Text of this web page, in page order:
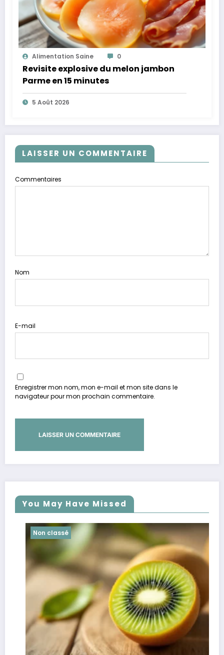
Alimentation Saine 0
Revisite explosive du melon jambon
Parme en 15 minutes
5 Août 2026
LAISSER UN COMMENTAIRE
Commentaires
Nom
E-mail
Enregistrer mon nom, mon e-mail et mon site dans le
navigateur pour mon prochain commentaire.
You May Have Missed
Non classé